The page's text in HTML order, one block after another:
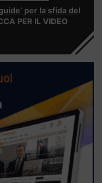
per la sfida del
PER IL VIDEO